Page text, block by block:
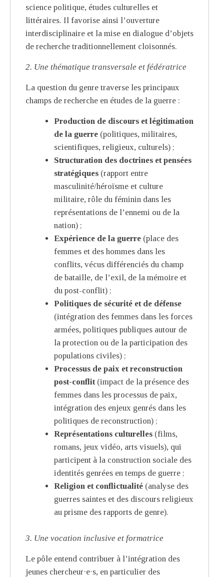
science politique, études culturelles et
littéraires. Il favorise ainsi l’ouverture
interdisciplinaire et la mise en dialogue d’objets
de recherche traditionnellement cloisonnés.
2. Une thématique transversale et fédératrice
La question du genre traverse les principaux
champs de recherche en études de la guerre :
Production de discours et légitimation
de la guerre (politiques, militaires,
scientifiques, religieux, culturels) ;
Structuration des doctrines et pensées
stratégiques (rapport entre
masculinité/héroïsme et culture
militaire, rôle du féminin dans les
représentations de l’ennemi ou de la
nation) ;
Expérience de la guerre (place des
femmes et des hommes dans les
conflits, vécus différenciés du champ
de bataille, de l’exil, de la mémoire et
du post-conflit) ;
Politiques de sécurité et de défense
(intégration des femmes dans les forces
armées, politiques publiques autour de
la protection ou de la participation des
populations civiles) ;
Processus de paix et reconstruction
post-conflit (impact de la présence des
femmes dans les processus de paix,
intégration des enjeux genrés dans les
politiques de reconstruction) ;
Représentations culturelles (films,
romans, jeux vidéo, arts visuels), qui
participent à la construction sociale des
identités genrées en temps de guerre ;
Religion et conflictualité (analyse des
guerres saintes et des discours religieux
au prisme des rapports de genre).
3. Une vocation inclusive et formatrice
Le pôle entend contribuer à l’intégration des
jeunes chercheur·e·s, en particulier des